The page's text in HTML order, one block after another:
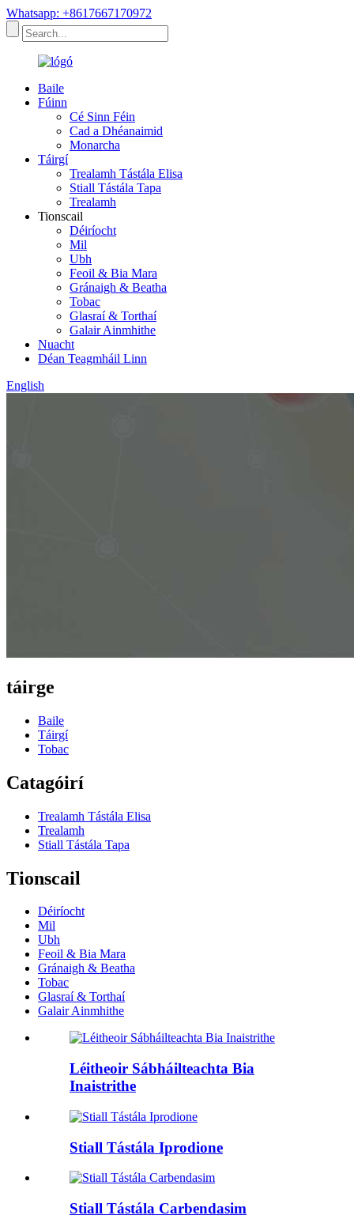
Whatsapp: +8617667170972
Baile
Fúinn
Cé Sinn Féin
Cad a Dhéanaimid
Monarcha
Táirgí
Trealamh Tástála Elisa
Stiall Tástála Tapa
Trealamh
Tionscail
Déiríocht
Mil
Ubh
Feoil & Bia Mara
Gránaigh & Beatha
Tobac
Glasraí & Torthaí
Galair Ainmhithe
Nuacht
Déan Teagmháil Linn
English
táirge
Baile
Táirgí
Tobac
Catagóirí
Trealamh Tástála Elisa
Trealamh
Stiall Tástála Tapa
Tionscail
Déiríocht
Mil
Ubh
Feoil & Bia Mara
Gránaigh & Beatha
Tobac
Glasraí & Torthaí
Galair Ainmhithe
Léitheoir Sábháilteachta Bia
Inaistrithe
Stiall Tástála Iprodione
Stiall Tástála Carbendasim